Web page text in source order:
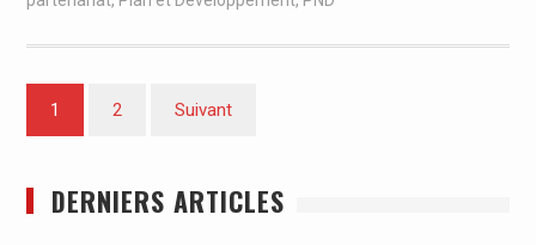
Pagination
des
1 2 Suivant
DERNIERS ARTICLES